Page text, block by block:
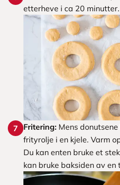
etterheve i ca 20 minutter.
7 Fritering: Mens
frityrolje i en kjele. Varm
Du kan enten bruke et
kan bruke baksiden av en